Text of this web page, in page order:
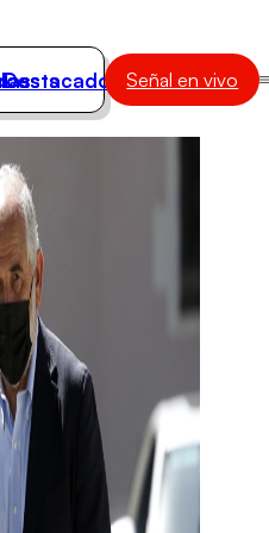
Destacados Señal en vivo